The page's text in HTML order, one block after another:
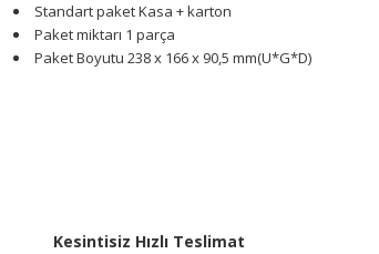
Standart paketKasa + karton
Paket miktarı 1 parça
Paket Boyutu 238 x 166 x 90,5 mm(U*G*D)
Ürün bilgilerinde hatalar bulunuyor.
Kesintisiz Hızlı Teslimat